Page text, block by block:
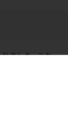
ました。こち
問題はありま
にすぐれてい